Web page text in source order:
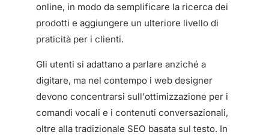
online, in modo da semplificare la ricerca dei
prodotti e aggiungere un ulteriore livello di
praticità per i clienti.
Gli utenti si adattano a parlare anziché a
digitare, ma nel contempo i web designer
devono concentrarsi sull’ottimizzazione per i
comandi vocali e i contenuti conversazionali,
oltre alla tradizionale SEO basata sul testo. In